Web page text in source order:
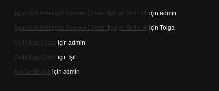
Apandisit Ameliyatı Sonrası Cinsel Ilişkiye Girilir Mi için admin
Apandisit Ameliyatı Sonrası Cinsel Ilişkiye Girilir Mi için Tolga
Gai̇N Kaç Cihaz için admin
Gai̇N Kaç Cihaz için Işıl
Aslı Nedir Tdk için admin